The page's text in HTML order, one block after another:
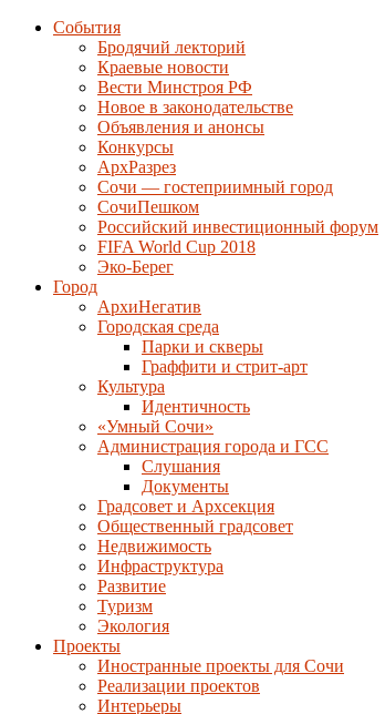
События
Бродячий лекторий
Краевые новости
Вести Минстроя РФ
Новое в законодательстве
Объявления и анонсы
Конкурсы
АрхРазрез
Сочи — гостеприимный город
СочиПешком
Российский инвестиционный форум
FIFA World Cup 2018
Эко-Берег
Город
АрхиНегатив
Городская среда
Парки и скверы
Граффити и стрит-арт
Культура
Идентичность
«Умный Сочи»
Администрация города и ГСС
Слушания
Документы
Градсовет и Архсекция
Общественный градсовет
Недвижимость
Инфраструктура
Развитие
Туризм
Экология
Проекты
Иностранные проекты для Сочи
Реализации проектов
Интерьеры